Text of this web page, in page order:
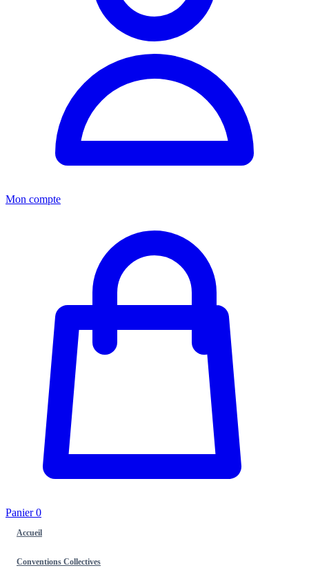
Mon compte
Panier0
Accueil
Conventions Collectives